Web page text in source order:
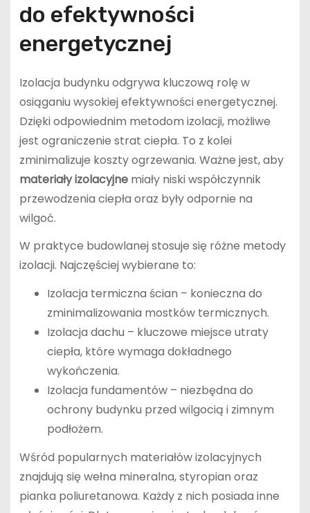
do efektywności
energetycznej
Izolacja budynku odgrywa kluczową rolę w
osiąganiu wysokiej efektywności energetycznej.
Dzięki odpowiednim metodom izolacji, możliwe
jest ograniczenie strat ciepła. To z kolei
zminimalizuje koszty ogrzewania. Ważne jest, aby
materiały izolacyjnemiały niski współczynnik
przewodzenia ciepła oraz były odpornie na
wilgoć.
W praktyce budowlanej stosuje się różne metody
izolacji. Najczęściej wybierane to:
Izolacja termiczna ścian – konieczna do
zminimalizowania mostków termicznych.
Izolacja dachu – kluczowe miejsce utraty
ciepła, które wymaga dokładnego
wykończenia.
Izolacja fundamentów – niezbędna do
ochrony budynku przed wilgocią i zimnym
podłożem.
Wśród popularnych materiałów izolacyjnych
znajdują się wełna mineralna, styropian oraz
pianka poliuretanowa. Każdy z nich posiada inne